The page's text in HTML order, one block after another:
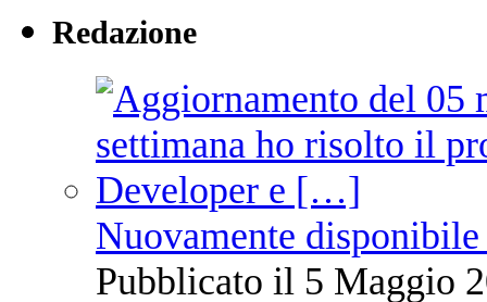
Redazione
Nuovamente
Pubblicato il 5 Maggio